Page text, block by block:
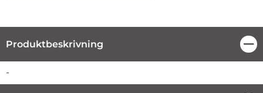
Produktbeskrivning
Produktbeskrivning
-